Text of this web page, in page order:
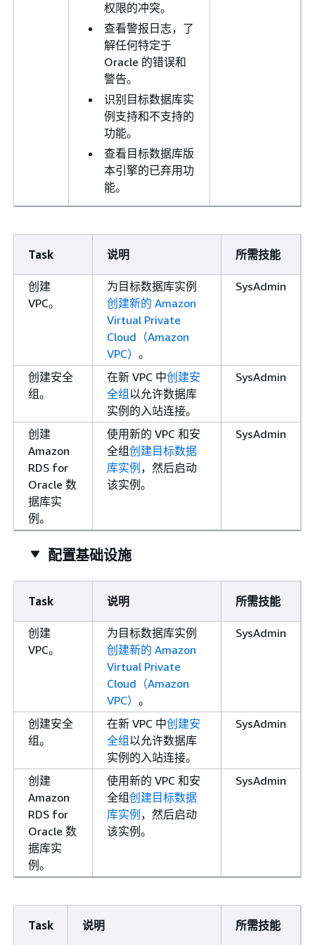
权限的冲突。
查看警报日志，了
解任何特定于
Oracle 的错误和
警告。
识别目标数据库实
例支持和不支持的
功能。
查看目标数据库版
本引擎的已弃用功
能。
Task 说明 所需技能
创建
VPC。
为目标数据库实例
创建新的 Amazon
Virtual Private
Cloud（Amazon
VPC） 。
SysAdmin
创建安全
组。
在新 VPC 中创建安
全组 以允许数据库
实例的入站连接。
SysAdmin
创建
Amazon
RDS for
Oracle 数
据库实
例。
使用新的 VPC 和安
全组创建目标数据
库实例 ，然后启动
该实例。
SysAdmin
配置基础设施
Task 说明 所需技能
创建
VPC。
为目标数据库实例
创建新的 Amazon
Virtual Private
Cloud（Amazon
VPC） 。
SysAdmin
创建安全
组。
在新 VPC 中创建安
全组 以允许数据库
实例的入站连接。
SysAdmin
创建
Amazon
RDS for
Oracle 数
据库实
例。
使用新的 VPC 和安
全组创建目标数据
库实例 ，然后启动
该实例。
SysAdmin
Task 说明 所需技能